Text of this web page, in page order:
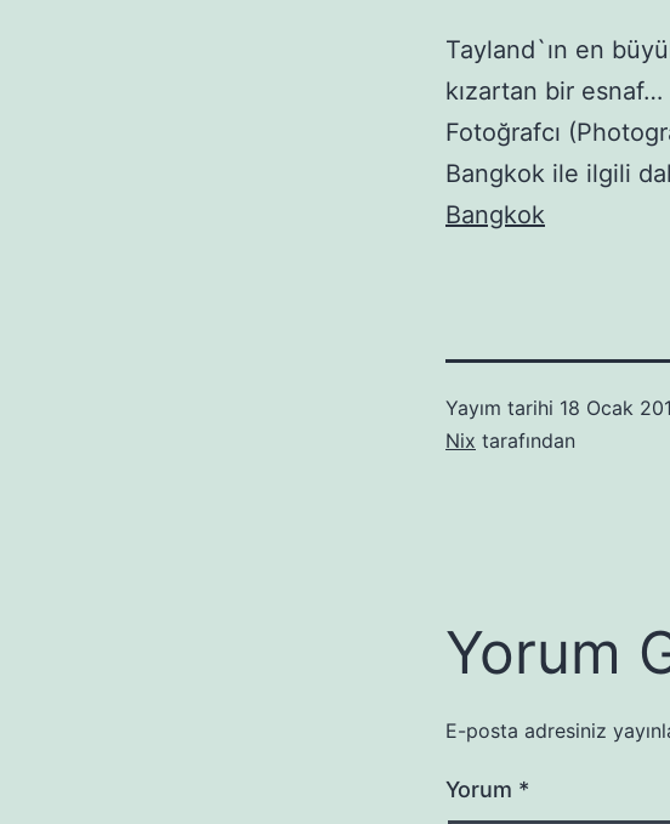
Tayland`ın en
kızartan bir esnaf…
Fotoğrafcı
Bangkok ile ilgili
Bangkok
Yayım tarihi 18 Ocak
Nix tarafından
Yorum
E-posta adresiniz
Yorum *